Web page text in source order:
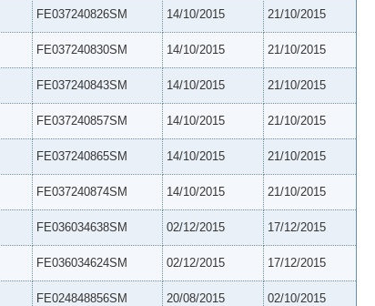
FE037240826SM 14/10/2015 21/10/2015
FE037240830SM 14/10/2015 21/10/2015
FE037240843SM 14/10/2015 21/10/2015
FE037240857SM 14/10/2015 21/10/2015
FE037240865SM 14/10/2015 21/10/2015
FE037240874SM 14/10/2015 21/10/2015
FE036034638SM 02/12/2015 17/12/2015
FE036034624SM 02/12/2015 17/12/2015
FE024848856SM 20/08/2015 02/10/2015